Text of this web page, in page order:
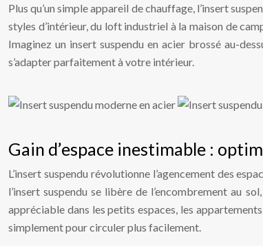
Plus qu’un simple appareil de chauffage, l’insert
styles d’intérieur, du loft industriel à la maison de
Imaginez un insert suspendu en acier brossé au-
s’adapter parfaitement à votre intérieur.
Gain d’espace inestimable :
L’insert suspendu révolutionne l’agencement des
l’insert suspendu se libère de l’encombrement au
appréciable dans les petits espaces, les
simplement pour circuler plus facilement.